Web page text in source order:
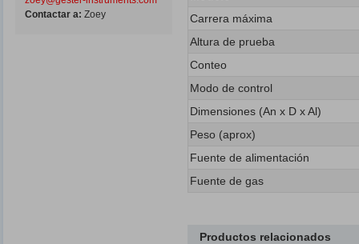
Contactar a:Zoey
Carrera máxima
Altura de prueba
Conteo
Modo de control
Dimensiones (An x D x Al)
Peso (aprox)
Fuente de alimentación
Fuente de gas
Productos relacionados